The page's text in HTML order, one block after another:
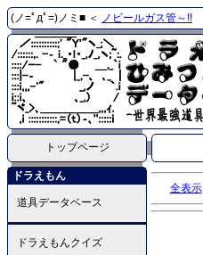
(ノ=ﾟдﾟ=)ノミ■ ＜ ノビールガス管～!!
トップページ
ドラえもん
道具データベース
ドラえもんクイズ
全表示